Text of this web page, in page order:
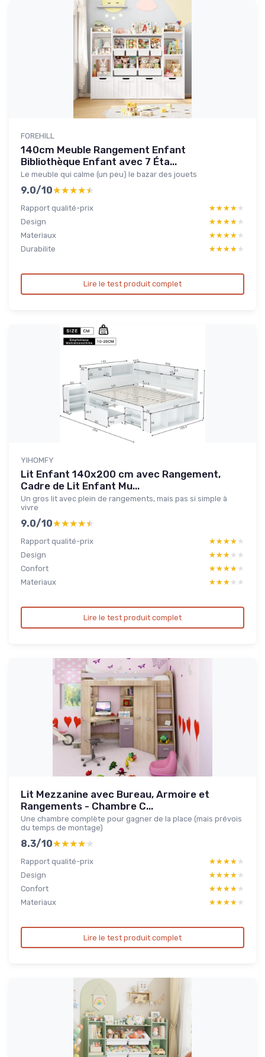
FOREHILL
140cm Meuble Rangement Enfant
Bibliothèque Enfant avec 7 Éta...
Le meuble qui calme (un peu) le bazar des jouets
9.0/10★★★★★
★★★★★
Rapport qualité-prix ★★★★★
★★★★★
Design
★★★★★
★★★★★
Materiaux
★★★★★
★★★★★
Durabilite
★★★★★
★★★★★
Lire le test produit complet
YIHOMFY
Lit Enfant 140x200 cm avec Rangement,
Cadre de Lit Enfant Mu...
Un gros lit avec plein de rangements, mais pas si simple à
vivre
9.0/10★★★★★
★★★★★
Rapport qualité-prix ★★★★★
★★★★★
Design
★★★★★
★★★★★
Confort
★★★★★
★★★★★
Materiaux
★★★★★
★★★★★
Lire le test produit complet
Lit Mezzanine avec Bureau, Armoire et
Rangements - Chambre C...
Une chambre complète pour gagner de la place (mais prévois
du temps de montage)
8.3/10★★★★★
★★★★★
Rapport qualité-prix ★★★★★
★★★★★
Design
★★★★★
★★★★★
Confort
★★★★★
★★★★★
Materiaux
★★★★★
★★★★★
Lire le test produit complet